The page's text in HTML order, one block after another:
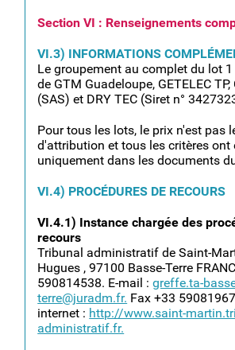
Section VI : Renseignements
VI.3) INFORMATIONS
Le groupement au complet du lot
de GTM Guadeloupe, GETELEC TP,
(SAS) et DRY TEC (Siret n°
Pour tous les lots, le prix n'est pas
d'attribution et tous les critères ont
uniquement dans les documents
VI.4) PROCÉDURES DE RECOURS
VI.4.1) Instance chargée des
recours
Tribunal administratif de Saint-
Hugues , 97100 Basse-Terre
590814538. E-mail :greffe.ta-
terre@juradm.fr. Fax +33
internet : http://www.saint-
administratif.fr.